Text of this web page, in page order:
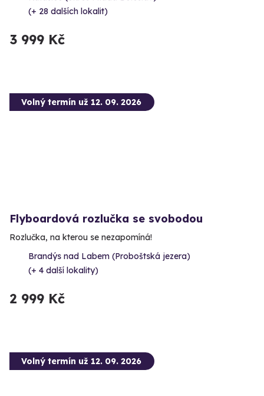
(+ 28 dalších lokalit)
3 999 Kč
Volný termín už 12. 09. 2026
Flyboardová rozlučka se svobodou
Rozlučka, na kterou se nezapomíná!
Brandýs nad Labem (Proboštská jezera)
(+ 4 další lokality)
2 999 Kč
Volný termín už 12. 09. 2026